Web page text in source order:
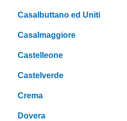
Casalbuttano ed Uniti
Casalmaggiore
Castelleone
Castelverde
Crema
Dovera